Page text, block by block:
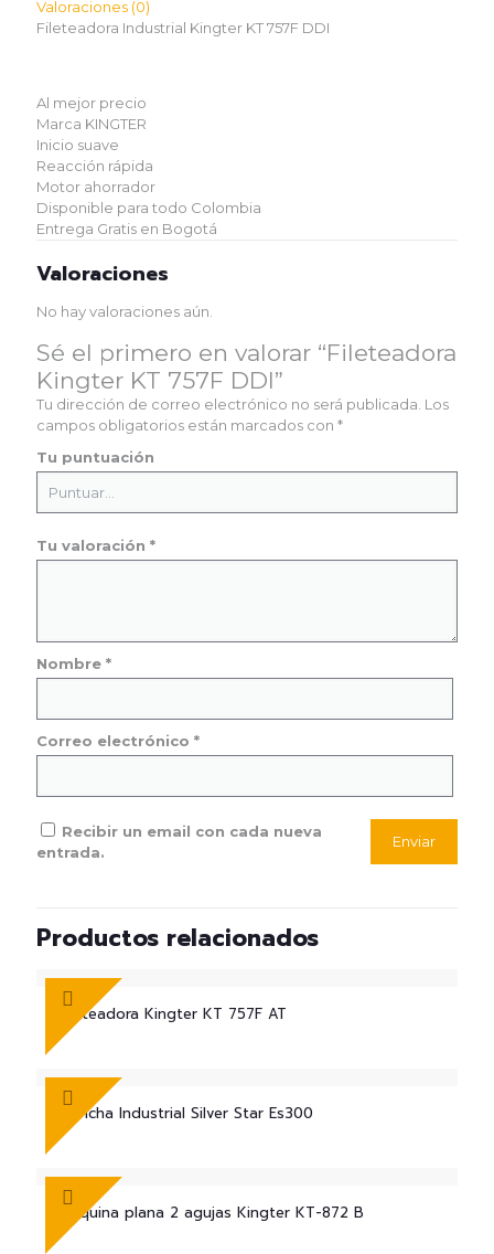
Valoraciones (0)
Fileteadora Industrial Kingter KT 757F DDI
Al mejor precio
Marca KINGTER
Inicio suave
Reacción rápida
Motor ahorrador
Disponible para todo Colombia
Entrega Gratis en Bogotá
Valoraciones
No hay valoraciones aún.
Sé el primero en valorar “Fileteadora
Kingter KT 757F DDI”
Tu dirección de correo electrónico no será publicada. Los
campos obligatorios están marcados con *
Tu puntuación
Tu valoración *
Nombre *
Correo electrónico *
Recibir un email con cada nueva
entrada.
Productos relacionados
Fileteadora Kingter KT 757F AT
Plancha Industrial Silver Star Es300
Máquina plana 2 agujas Kingter KT-872 B